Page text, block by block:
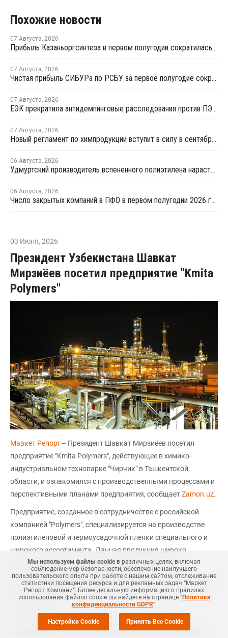
Похожие новости
07 Августа, 2026
Прибыль Казаньоргсинтеза в первом полугодии сократилась более чем в 2 раза
07 Августа, 2026
Чистая прибыль СИБУРа по РСБУ за первое полугодие сократилась в 3,6 раза
07 Августа, 2026
ЕЭК прекратила антидемпинговые расследования против ПЭ и ПП из Азербайджана и Туркменистана
07 Августа, 2026
Новый регламент по химпродукции вступит в силу в сентябре 2027 года
06 Августа, 2026
Удмуртский производитель вспененного полиэтилена нарастит выпуск на 15%
06 Августа, 2026
Число закрытых компаний в ПФО в первом полугодии 2026 года вдвое превысило число новых
03 Июня, 2026
Президент Узбекистана Шавкат
Мирзиёев посетил предприятие "Kmita
Polymers"
Маркет Репорт-- Президент Шавкат Мирзиёев посетил
предприятие "Kmita Polymers", действующее в химико-
индустриальном технопарке "Чирчик" в Ташкентской
области, и ознакомился с производственными процессами и
перспективными планами предприятия, сообщаетZamon.uz.
Предприятие, созданное в сотрудничестве с российской
компанией "Polymers", специализируется на производстве
полиэтиленовой и термоусадочной пленки специального и
широкого ассортимента. Данная продукция широко
используется в качестве упаковочного материала в
пищевой, фармацевтической промышленности,
производстве строительных материалов, бытовой техники и
других отраслях.
На предприятии налажено производство на основе
современного технологического оборудования из Италии,
Мы используем файлы cookieв различных целях, включая
соблюдение мер безопасности, обеспечение наилучшего
пользовательского опыта при работе с нашим сайтом, отслеживание
статистики посещения ресурса и для рекламных задач “Маркет
Репорт Компани”. Более детальную информацию о правилах
использования файлов cookie вы найдёте на странице "Политика
конфиденциальности GDPR".
Настройки Cookie Принять Все Cookie